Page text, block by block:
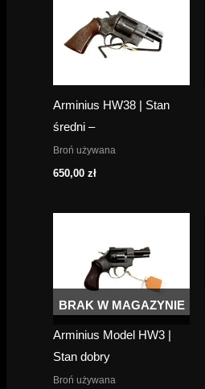
Arminius HW38 | Stan
średni –
Broń używana
650,00zł
BRAK W MAGAZYNIE
Arminius Model HW3 |
Stan dobry
Broń używana